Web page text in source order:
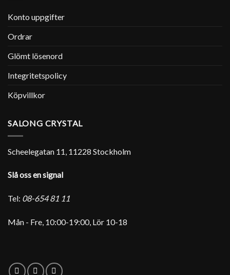
Konto uppgifter
Ordrar
Glömt lösenord
Integritetspolicy
Köpvillkor
SALONG CRYSTAL
Scheelegatan 11, 11228 Stockholm
Slå oss en signal
Tel: 08-654 81 11
Mån - Fre, 10:00-19:00, Lör 10-18